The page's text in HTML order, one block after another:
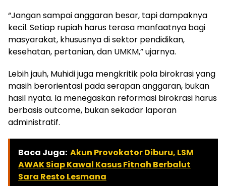
“Jangan sampai anggaran besar, tapi dampaknya
kecil. Setiap rupiah harus terasa manfaatnya bagi
masyarakat, khususnya di sektor pendidikan,
kesehatan, pertanian, dan UMKM,” ujarnya.
Lebih jauh, Muhidi juga mengkritik pola birokrasi yang
masih berorientasi pada serapan anggaran, bukan
hasil nyata. Ia menegaskan reformasi birokrasi harus
berbasis outcome, bukan sekadar laporan
administratif.
Baca Juga: Akun Provokator Diburu, LSM
AWAK Siap Kawal Kasus Fitnah Berbalut
Sara Resto Lesmana